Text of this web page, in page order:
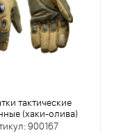
тактические
(хаки-олива)
900167